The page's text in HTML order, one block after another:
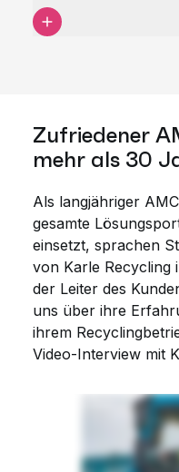
Zufriedener
mehr als 30
Als langjähriger
gesamte
einsetzt, sprachen
von Karle Recycling
der Leiter des
uns über ihre
ihrem
Video-Interview mit